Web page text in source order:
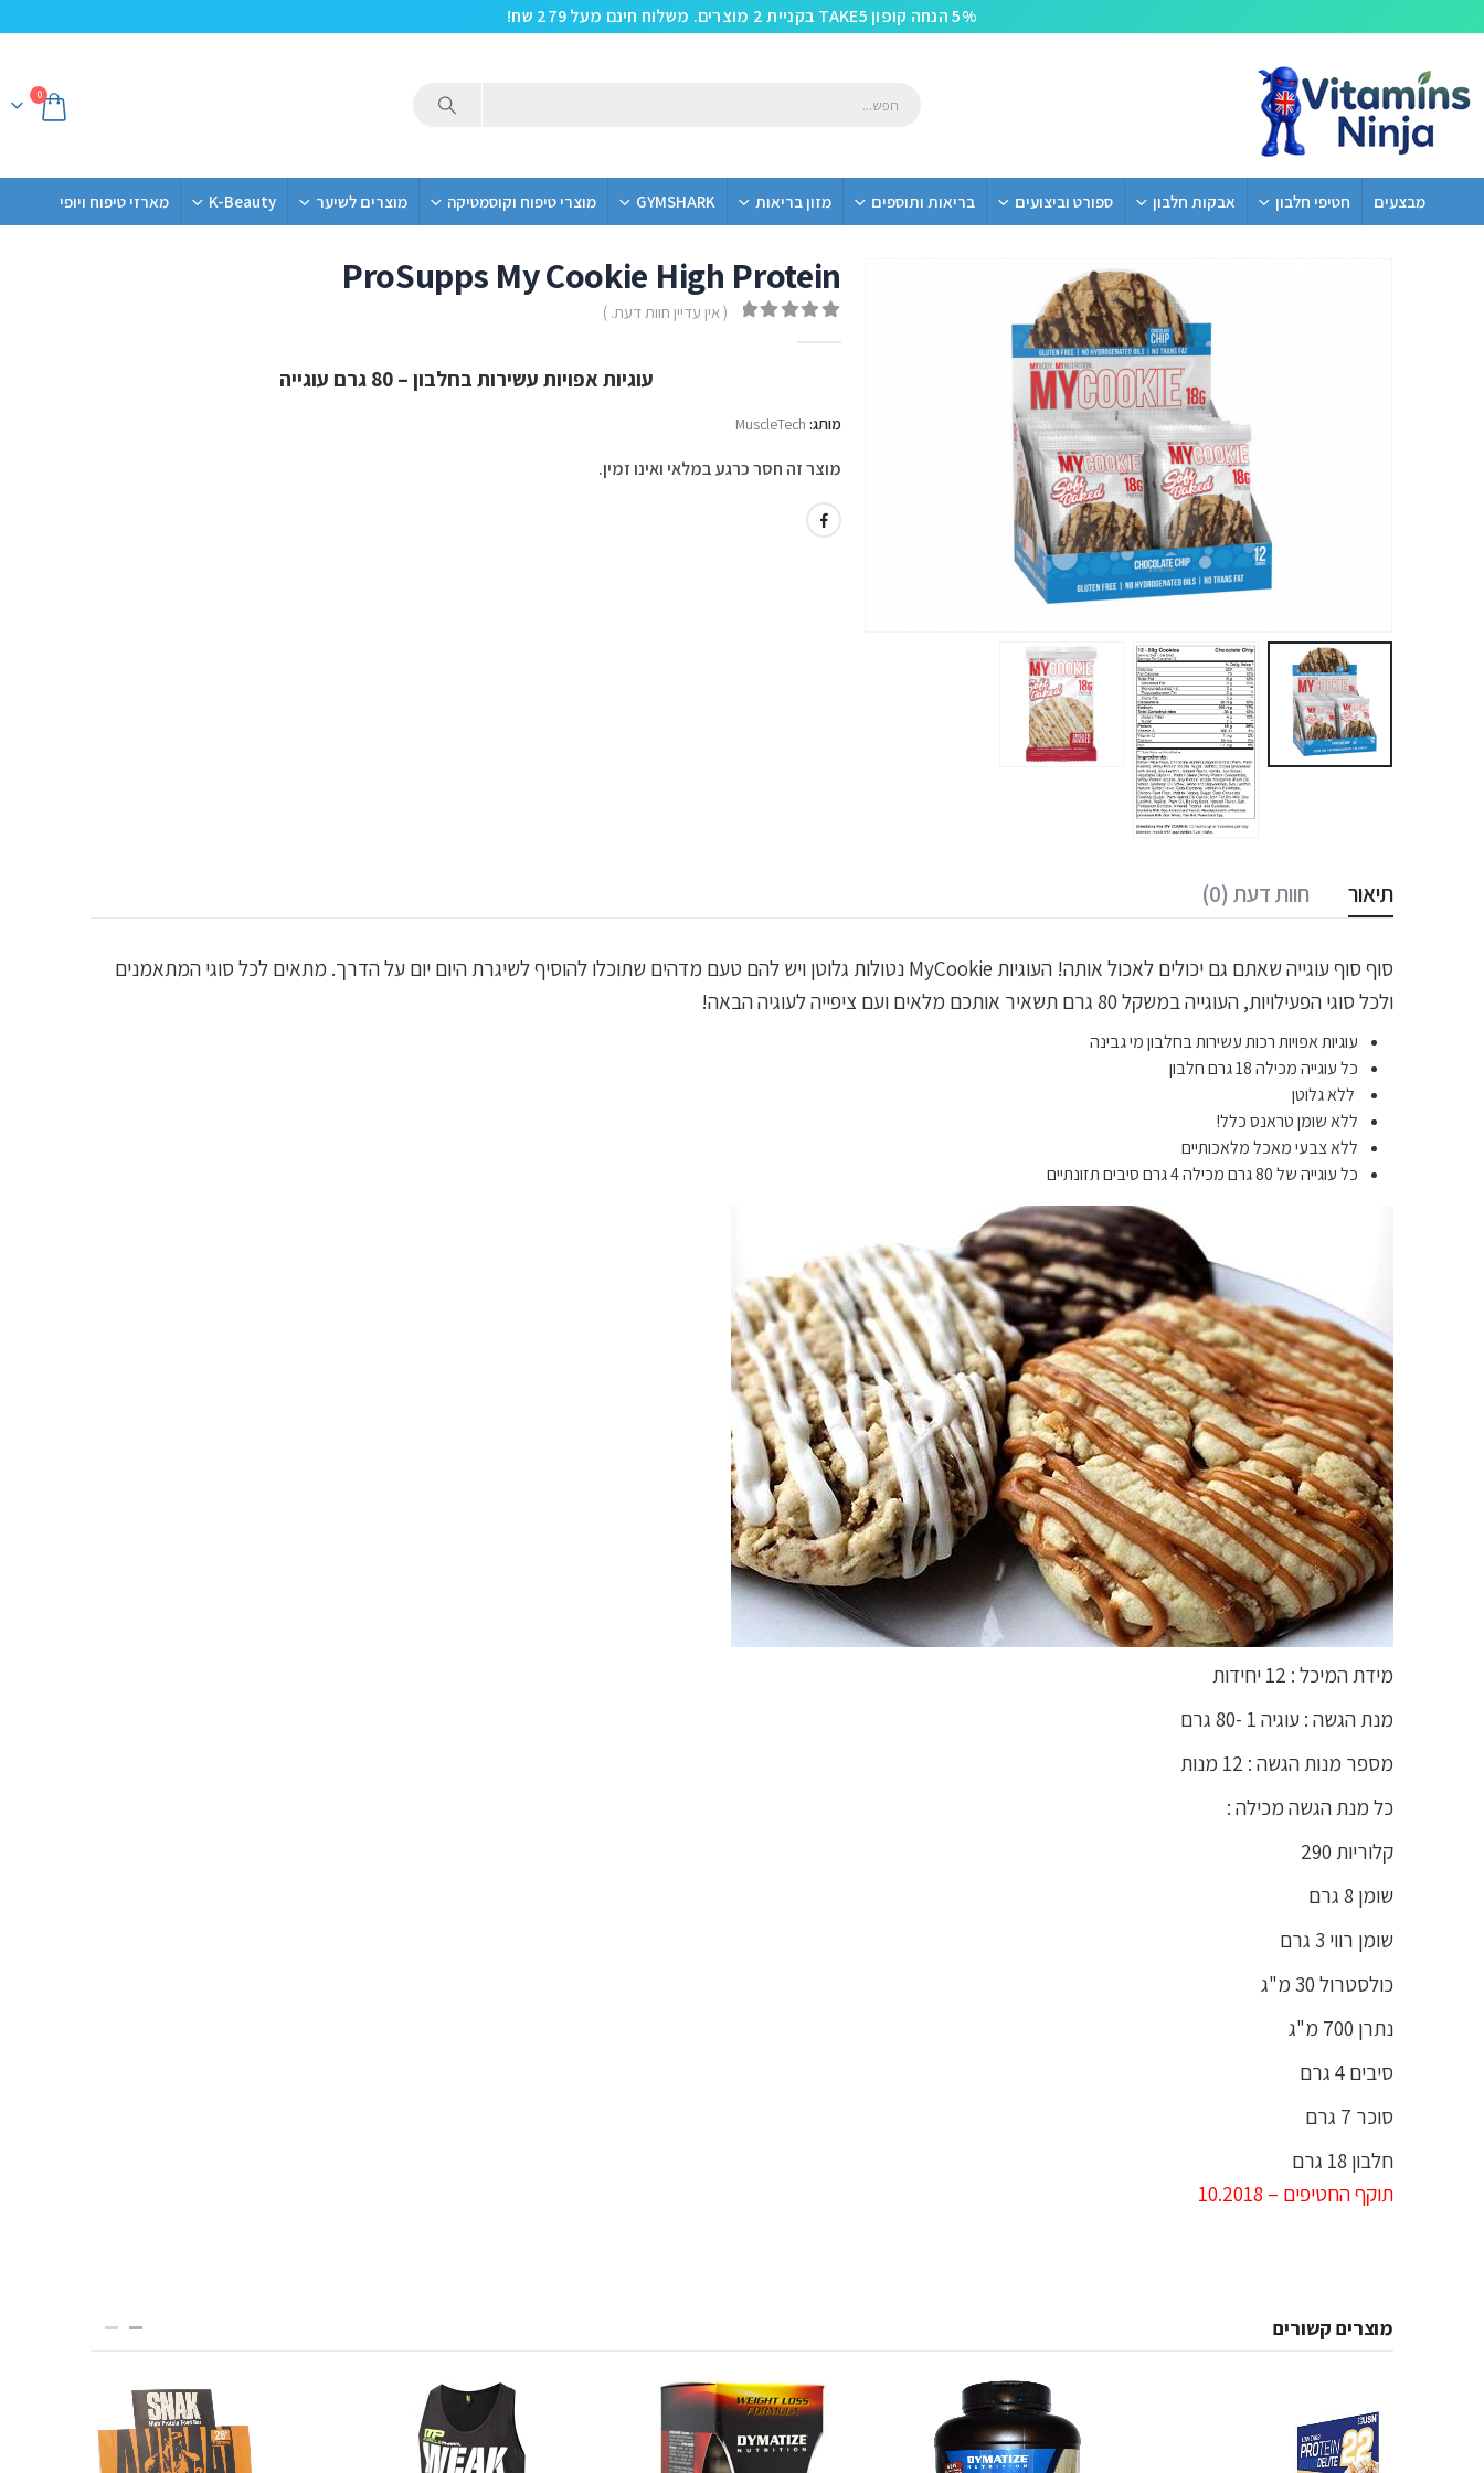
5% הנחה קופון TAKE5 בקניית 2 מוצרים. משלוח חינם מעל 279 שח!
0
מבצעים חטיפי חלבון אבקות חלבון ספורט וביצועים בריאות ותוספים מזון בריאות GYMSHARK מוצרי טיפוח וקוסמטיקה מוצרים לשיער K-Beauty מארזי טיפוח ויופי
ProSupps My Cookie High Protein
( אין עדיין חוות דעת. )
עוגיות אפויות עשירות בחלבון – 80 גרם עוגייה
מותג: MuscleTech
מוצר זה חסר כרגע במלאי ואינו זמין.
תיאור חוות דעת (0)
סוף סוף עוגייה שאתם גם יכולים לאכול אותה! העוגיות MyCookie נטולות גלוטן ויש להם טעם מדהים שתוכלו להוסיף לשיגרת היום יום על הדרך. מתאים לכל סוגי המתאמנים
ולכל סוגי הפעילויות, העוגייה במשקל 80 גרם תשאיר אותכם מלאים ועם ציפייה לעוגיה הבאה!
עוגיות אפויות רכות עשירות בחלבון מי גבינה
כל עוגייה מכילה 18 גרם חלבון
ללא גלוטן
ללא שומן טראנס כלל!
ללא צבעי מאכל מלאכותיים
כל עוגייה של 80 גרם מכילה 4 גרם סיבים תזונתיים
מידת המיכל : 12 יחידות
מנת הגשה : עוגיה 1 -80 גרם
מספר מנות הגשה : 12 מנות
כל מנת הגשה מכילה :
קלוריות 290
שומן 8 גרם
שומן רווי 3 גרם
כולסטרול 30 מ"ג
נתרן 700 מ"ג
סיבים 4 גרם
סוכר 7 גרם
חלבון 18 גרם
תוקף החטיפים – 10.2018
מוצרים קשורים